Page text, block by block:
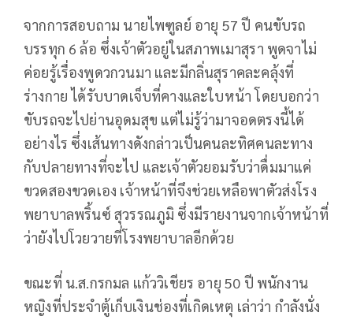
จากการสอบถาม นายไพฑูลย์ อายุ 57 ปี คนขับรถ
บรรทุก 6 ล้อ ซึ่งเจ้าตัวอยู่ในสภาพเมาสุรา พูดจาไม่
ค่อยรู้เรื่องพูดวกวนมา และมีกลิ่นสุราคละคลุ้งที่
ร่างกาย ได้รับบาดเจ็บที่คางและใบหน้า โดยบอกว่า
ขับรถจะไปย่านอุดมสุข แต่ไม่รู้ว่ามาจอดตรงนี้ได้
อย่างไร ซึ่งเส้นทางดังกล่าวเป็นคนละทิศคนละทาง
กับปลายทางที่จะไป และเจ้าตัวยอมรับว่าดื่มมาแค่
ขวดสองขวดเอง เจ้าหน้าที่จึงช่วยเหลือพาตัวส่งโรง
พยาบาลพริ้นซ์ สุวรรณภูมิ ซึ่งมีรายงานจากเจ้าหน้าที่
ว่ายังไปโวยวายที่โรงพยาบาลอีกด้วย
ขณะที่ น.ส.กรกมล แก้ววิเชียร อายุ 50 ปี พนักงาน
หญิงที่ประจำตู้เก็บเงินช่องที่เกิดเหตุ เล่าว่า กำลังนั่ง